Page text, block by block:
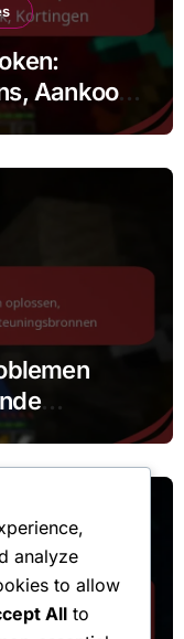
Aankoop
analyze
to allow
All to